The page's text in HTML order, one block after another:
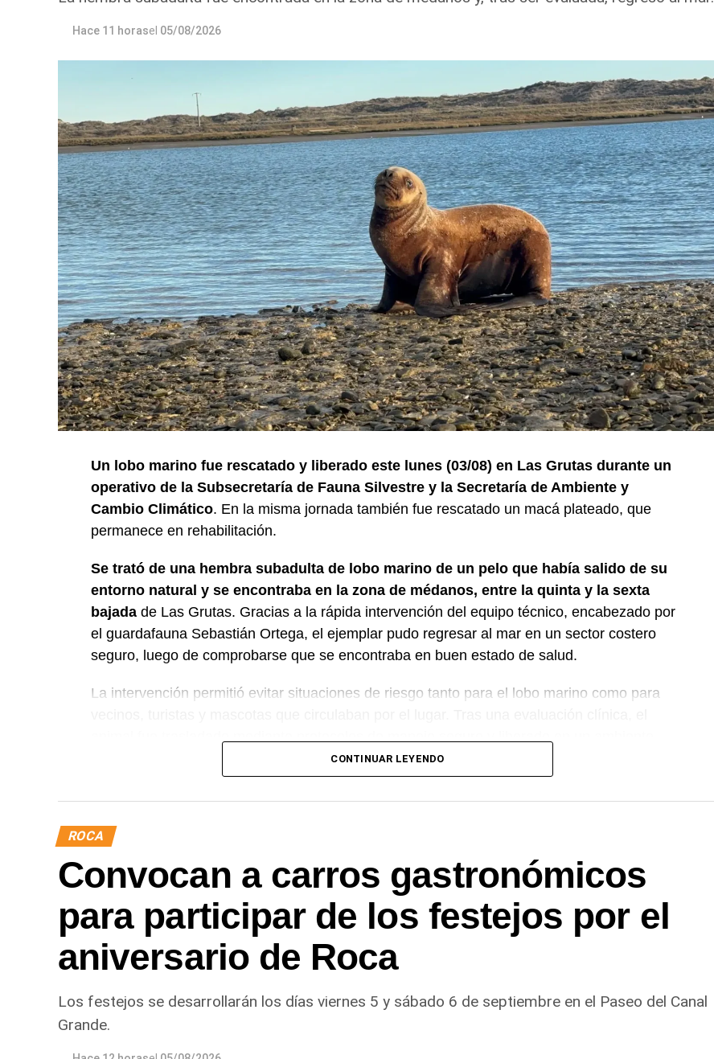
Hace 11 horasel 05/08/2026
Un lobo marino fue rescatado y liberado este lunes (03/08) en Las Grutas durante un
operativo de la Subsecretaría de Fauna Silvestre y la Secretaría de Ambiente y
Cambio Climático. En la misma jornada también fue rescatado un macá plateado, que
permanece en rehabilitación.
Se trató de una hembra subadulta de lobo marino de un pelo que había salido de su
entorno natural y se encontraba en la zona de médanos, entre la quinta y la sexta
bajada de Las Grutas. Gracias a la rápida intervención del equipo técnico, encabezado por
el guardafauna Sebastián Ortega, el ejemplar pudo regresar al mar en un sector costero
seguro, luego de comprobarse que se encontraba en buen estado de salud.
La intervención permitió evitar situaciones de riesgo tanto para el lobo marino como para
CONTINUAR LEYENDO
ROCA
Convocan a carros gastronómicos
para participar de los festejos por el
aniversario de Roca
Los festejos se desarrollarán los días viernes 5 y sábado 6 de septiembre en el Paseo del Canal
Grande.